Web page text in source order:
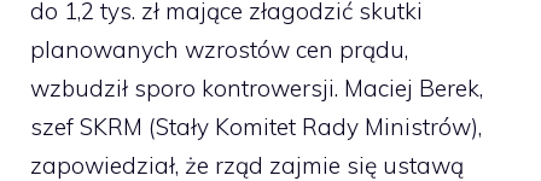
do 1,2 tys. zł mające złagodzić skutki
planowanych wzrostów cen prądu,
wzbudził sporo kontrowersji. Maciej Berek,
szef SKRM (Stały Komitet Rady Ministrów),
zapowiedział, że rząd zajmie się ustawą